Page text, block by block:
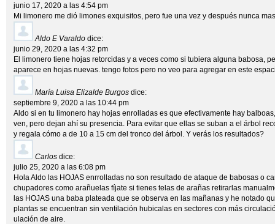
junio 17, 2020 a las 4:54 pm
Mi limonero me dió limones exquisitos, pero fue una vez y después nunca
Aldo E Varaldo dice:
junio 29, 2020 a las 4:32 pm
El limonero tiene hojas retorcidas y a veces como si tubiera alguna babosa,
aparece en hojas nuevas. tengo fotos pero no veo para agregar en este
María Luisa Elizalde Burgos dice:
septiembre 9, 2020 a las 10:44 pm
Aldo si en tu limonero hay hojas enrolladas es que efectivamente hay
ven, pero dejan ahí su presencia. Para evitar que ellas se suban a el árbol
y regala cómo a de 10 a 15 cm del tronco del árbol. Y verás los resultados?
Carlos dice:
julio 25, 2020 a las 6:08 pm
Hola Aldo las HOJAS enrrolladas no son resultado de ataque de babosas o
chupadores como arañuelas fíjate si tienes telas de arañas retirarlas
las HOJAS una baba plateada que se observa en las mañanas y he notado
plantas se encuentran sin ventilación hubicalas en sectores con más
ulación de aire.